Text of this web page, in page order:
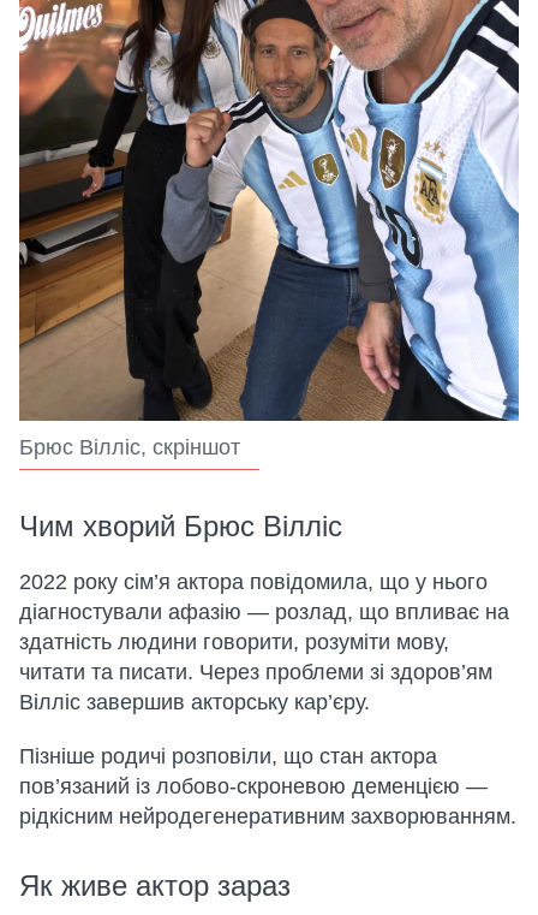
Брюс Вілліс, скріншот
Чим хворий Брюс Вілліс
2022 року сім’я актора повідомила, що у нього
діагностували афазію — розлад, що впливає на
здатність людини говорити, розуміти мову,
читати та писати. Через проблеми зі здоров’ям
Вілліс завершив акторську кар’єру.
Пізніше родичі розповіли, що стан актора
пов’язаний із лобово-скроневою деменцією —
рідкісним нейродегенеративним захворюванням.
Як живе актор зараз